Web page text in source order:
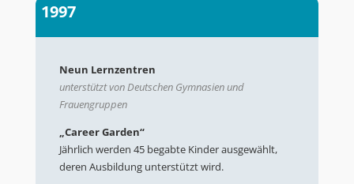
1997
Neun Lernzentren
unterstützt von Deutschen Gymnasien und
Frauengruppen
„Career Garden“
Jährlich werden 45 begabte Kinder ausgewählt,
deren Ausbildung unterstützt wird.